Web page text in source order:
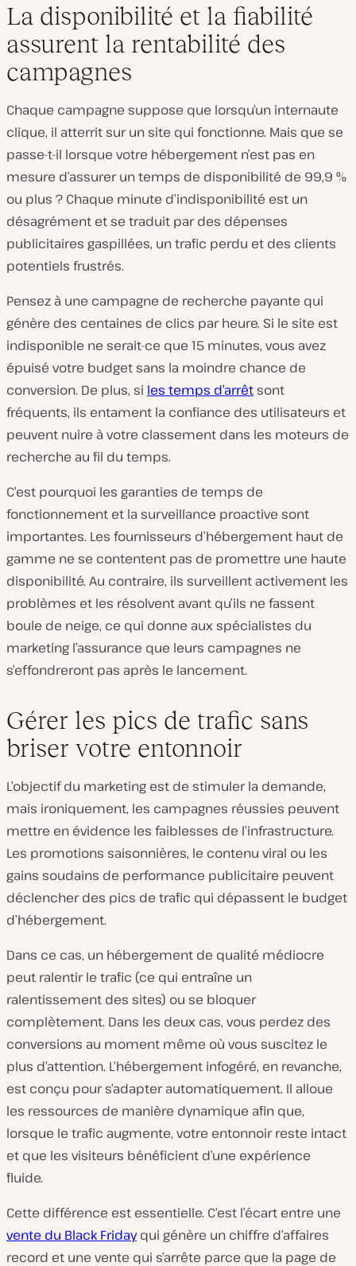
La disponibilité et la fiabilité
assurent la rentabilité des
campagnes
Chaque campagne suppose que lorsqu’un internaute
clique, il atterrit sur un site qui fonctionne. Mais que se
passe-t-il lorsque votre hébergement n’est pas en
mesure d’assurer un temps de disponibilité de 99,9 %
ou plus ? Chaque minute d’indisponibilité est un
désagrément et se traduit par des dépenses
publicitaires gaspillées, un trafic perdu et des clients
potentiels frustrés.
Pensez à une campagne de recherche payante qui
génère des centaines de clics par heure. Si le site est
indisponible ne serait-ce que 15 minutes, vous avez
épuisé votre budget sans la moindre chance de
conversion. De plus, si les temps d’arrêt sont
fréquents, ils entament la confiance des utilisateurs et
peuvent nuire à votre classement dans les moteurs de
recherche au fil du temps.
C’est pourquoi les garanties de temps de
fonctionnement et la surveillance proactive sont
importantes. Les fournisseurs d’hébergement haut de
gamme ne se contentent pas de promettre une haute
disponibilité. Au contraire, ils surveillent activement les
problèmes et les résolvent avant qu’ils ne fassent
boule de neige, ce qui donne aux spécialistes du
marketing l’assurance que leurs campagnes ne
s’effondreront pas après le lancement.
Gérer les pics de trafic sans
briser votre entonnoir
L’objectif du marketing est de stimuler la demande,
mais ironiquement, les campagnes réussies peuvent
mettre en évidence les faiblesses de l’infrastructure.
Les promotions saisonnières, le contenu viral ou les
gains soudains de performance publicitaire peuvent
déclencher des pics de trafic qui dépassent le budget
d’hébergement.
Dans ce cas, un hébergement de qualité médiocre
peut ralentir le trafic (ce qui entraîne un
ralentissement des sites) ou se bloquer
complètement. Dans les deux cas, vous perdez des
conversions au moment même où vous suscitez le
plus d’attention. L’hébergement infogéré, en revanche,
est conçu pour s’adapter automatiquement. Il alloue
les ressources de manière dynamique afin que,
lorsque le trafic augmente, votre entonnoir reste intact
et que les visiteurs bénéficient d’une expérience
fluide.
Cette différence est essentielle. C’est l’écart entre une
vente du Black Fridayqui génère un chiffre d’affaires
record et une vente qui s’arrête parce que la page de